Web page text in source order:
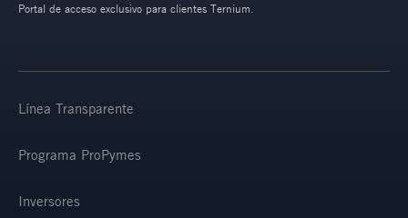
Portal de acceso exclusivo para clientes Ternium.
Línea Transparente
Programa ProPymes
Inversores